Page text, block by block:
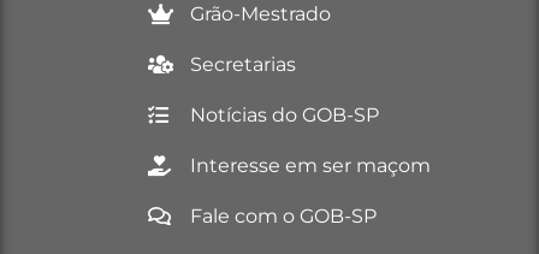
Grão-Mestrado
Secretarias
Notícias do GOB-SP
Interesse em ser maçom
Fale com o GOB-SP